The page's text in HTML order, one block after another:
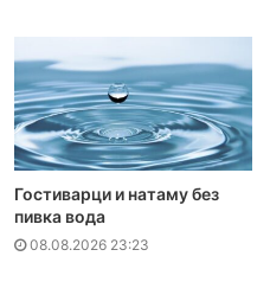
Гостиварци и натаму без
пивка вода
08.08.2026 23:23